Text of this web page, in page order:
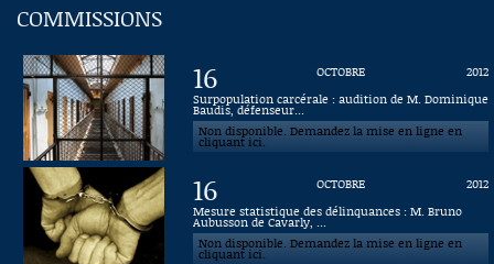
EN DIRECT
À LA DEMANDE
RECHERCHE
AIDE À LA DÉCOUPE
DE VIDÉOS
Questions au Gouvernement
Commissions
Présidence
Évènements
Connaissance, Histoire
COMMISSIONS
16 OCTOBRE
2012
Surpopulation carcérale : audition de M. Dominique
Baudis, défenseur...
Non disponible. Demandez la mise en ligne en
cliquant ici.
16 OCTOBRE
2012
Mesure statistique des délinquances : M. Bruno
Aubusson de Cavarly, ...
Non disponible. Demandez la mise en ligne en
cliquant ici.